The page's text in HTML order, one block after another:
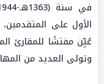
الأول على
عُيِّن مفتشًا للمقارئ
وتولى العديد من